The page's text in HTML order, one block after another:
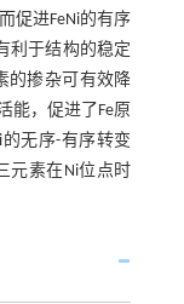
促进FeNi的有序
利于结构的稳定
的掺杂可有效降
能，促进了Fe原
无序-有序转变
元素在Ni位点时